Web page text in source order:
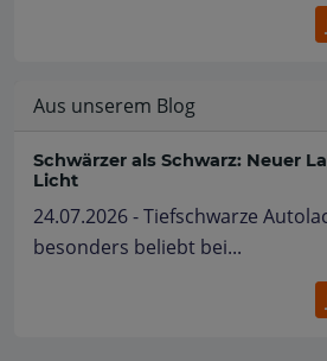
Aus unserem Blog
Schwärzer als Schwarz: Neuer
Licht
24.07.2026 - Tiefschwarze
besonders beliebt bei...